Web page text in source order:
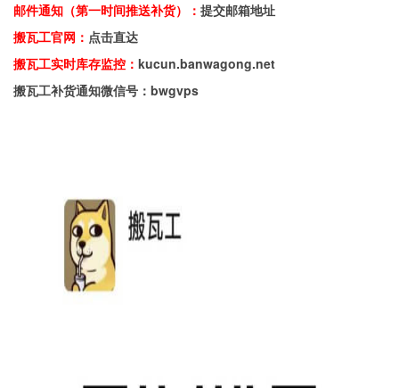
邮件通知（第一时间推送补货）： 提交邮箱地址
搬瓦工官网： 点击直达
搬瓦工实时库存监控： kucun.banwagong.net
搬瓦工补货通知微信号：bwgvps